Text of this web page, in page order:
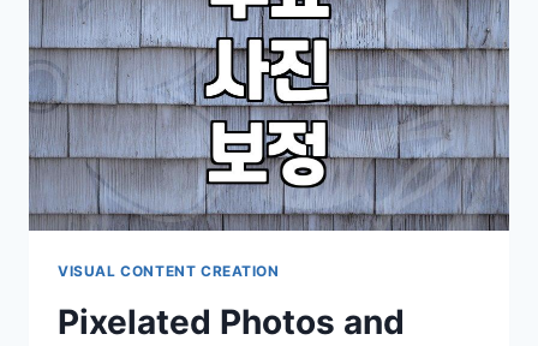
VISUAL CONTENT CREATION
Pixelated Photos and